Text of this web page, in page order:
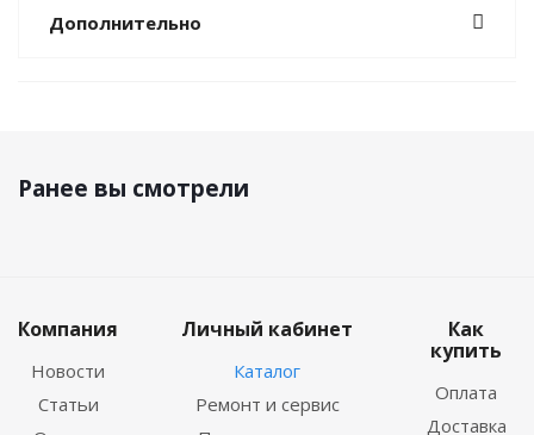
Дополнительно
Ранее вы смотрели
Компания
Новости
Статьи
Личный кабинет
Каталог
Ремонт и сервис
Как
купить
Оплата
Доставка